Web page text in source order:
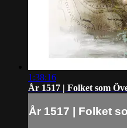
1:38:16
År 1517 | Folket som
År 1517 | Folket